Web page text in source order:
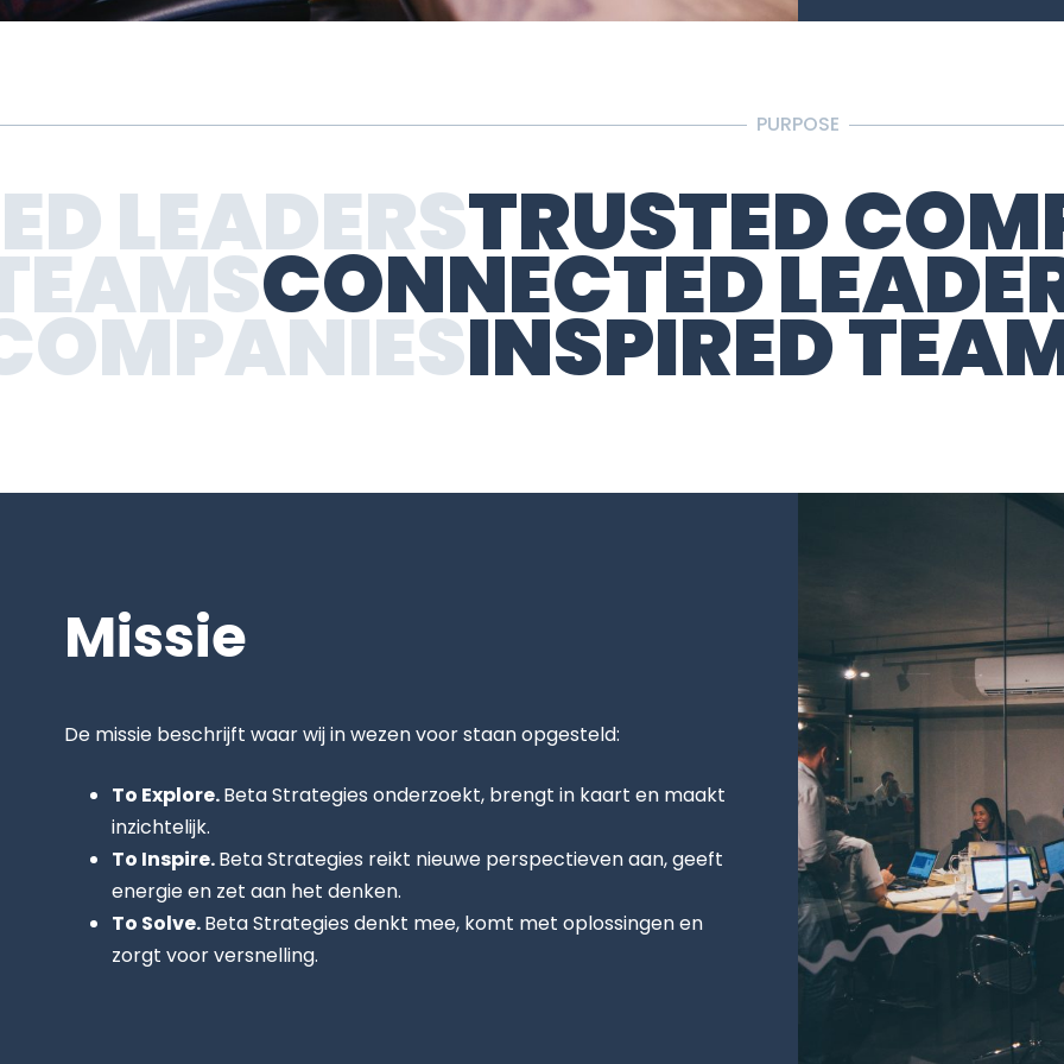
PURPOSE
LEADERSTRUSTED
CONNECTED
INSPIRED
Missie
De missie beschrijft waar wij in wezen voor staan opgesteld:
To Explore.Beta Strategies onderzoekt, brengt in kaart en maakt
inzichtelijk.
To Inspire.Beta Strategies reikt nieuwe perspectieven aan, geeft
energie en zet aan het denken.
To Solve.Beta Strategies denkt mee, komt met oplossingen en
zorgt voor versnelling.